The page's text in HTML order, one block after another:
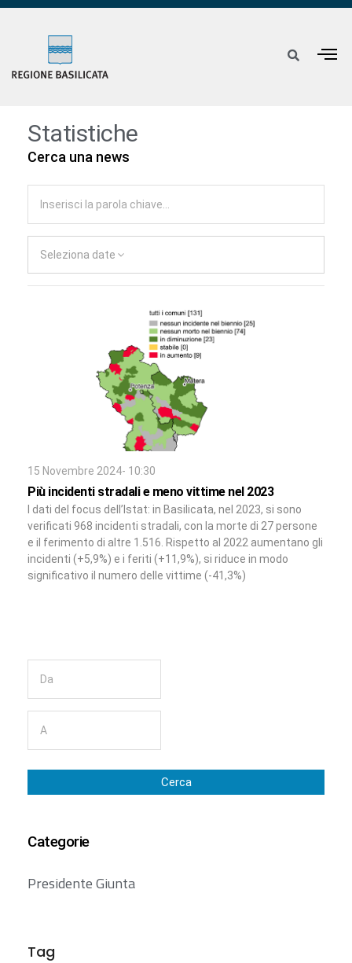
Statistiche
Cerca una news
Seleziona date
15 Novembre 2024- 10:30
Più incidenti stradali e meno vittime nel 2023
I dati del focus dell’Istat: in Basilicata, nel 2023, si sono
verificati 968 incidenti stradali, con la morte di 27 persone
e il ferimento di altre 1.516. Rispetto al 2022 aumentano gli
incidenti (+5,9%) e i feriti (+11,9%), si riduce in modo
significativo il numero delle vittime (-41,3%)
Cerca
Categorie
Presidente Giunta
Tag